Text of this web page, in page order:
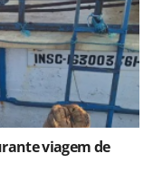
viagem de